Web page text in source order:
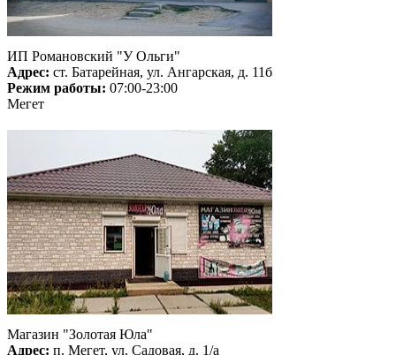
ИП Романовский "У Ольги"
Адрес: ст. Батарейная, ул. Ангарская, д. 11б
Режим работы: 07:00-23:00
Мегет
Магазин "Золотая Юла"
Адрес: п. Мегет, ул. Садовая, д. 1/а